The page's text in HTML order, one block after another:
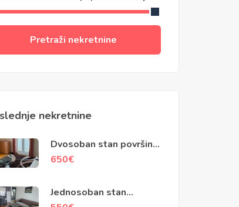
Pretraži nekretnine
nekretnine
Dvosoban stan površine
79m2, Kotor
650€
Jednosoban stan